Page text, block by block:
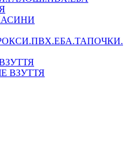
ВЗУТТЯ